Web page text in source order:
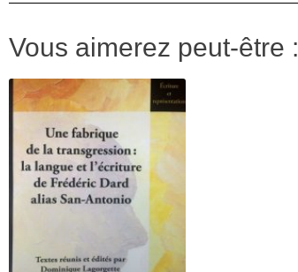
Vous aimerez peut-être :